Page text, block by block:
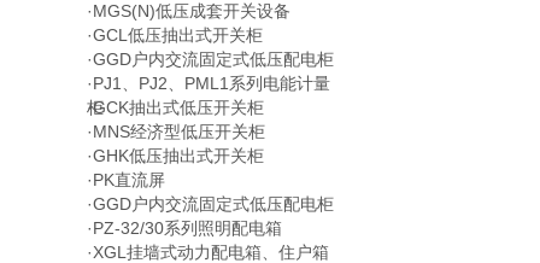
·MGS(N)低压成套开关设备
·GCL低压抽出式开关柜
·GGD户内交流固定式低压配电柜
·PJ1、PJ2、PML1系列电能计量
柜
·GCK抽出式低压开关柜
·MNS经济型低压开关柜
·GHK低压抽出式开关柜
·PK直流屏
·GGD户内交流固定式低压配电柜
·PZ-32/30系列照明配电箱
·XGL挂墙式动力配电箱、住户箱